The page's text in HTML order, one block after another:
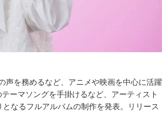
声を務めるなど、アニメや映画を中心に活躍
ーマソングを手掛けるなど、アーティスト
なるフルアルバムの制作を発表。リリース